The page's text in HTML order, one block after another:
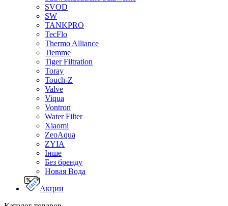
SVOD
SW
TANKPRO
TecFlo
Thermo Alliance
Tiemme
Tiger Filtration
Toray
Touch-Z
Valve
Viqua
Vontron
Water Filter
Xiaomi
ZeoAqua
ZYIA
Інше
Без бренду
Новая Вода
Акции